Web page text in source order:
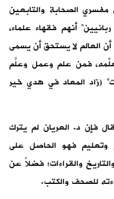
مفسري الصحابة والتابعين
أنهم فقهاء علماء،
العالم لا يستحق أن يسمى
فمن علم وعمل وعلَّم
(زاد المعاد في هدي خير
فإن د. العريان لم يترك
فهو الحاصل على
والقراءات؛ فضلاً عن
للصحف والكتب.